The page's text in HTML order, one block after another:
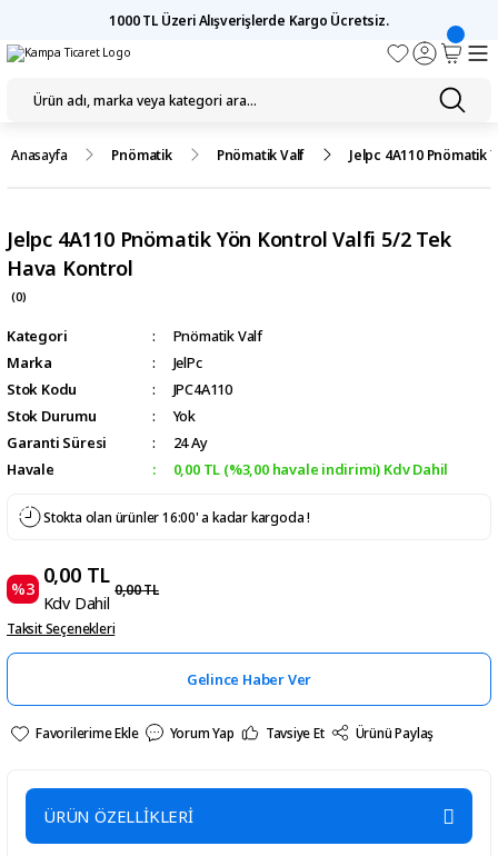
1000 TL Üzeri Alışverişlerde Kargo Ücretsiz.
Anasayfa Pnömatik Pnömatik Valf Jelpc 4A110 Pnömatik
Jelpc 4A110 Pnömatik Yön Kontrol Valfi 5/2 Tek
Hava Kontrol
(0)
Kategori
Pnömatik Valf
Marka
JelPc
Stok Kodu
JPC4A110
Stok Durumu
Yok
Garanti Süresi
24 Ay
Havale
0,00 TL (%3,00 havale indirimi) Kdv Dahil
Stokta olan ürünler 16:00' a kadar kargoda !
%3
0,00 TL
Kdv Dahil
0,00 TL
Taksit Seçenekleri
Gelince Haber Ver
Yorum Yap Tavsiye Et Ürünü Paylaş
ÜRÜN ÖZELLİKLERİ